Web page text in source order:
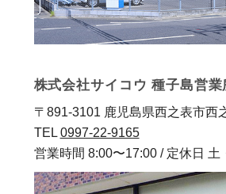
株式会社サイコウ 種子島営業
〒891-3101 鹿児島県西之表市西
TEL0997-22-9165
営業時間 8:00〜17:00 / 定休日 土